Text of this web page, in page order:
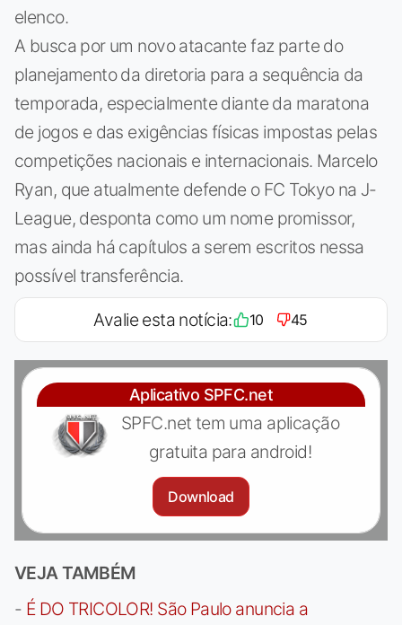
elenco.
A busca por um novo atacante faz parte do
planejamento da diretoria para a sequência da
temporada, especialmente diante da maratona
de jogos e das exigências físicas impostas pelas
competições nacionais e internacionais. Marcelo
Ryan, que atualmente defende o FC Tokyo na J-
League, desponta como um nome promissor,
mas ainda há capítulos a serem escritos nessa
possível transferência.
Avalie esta notícia: 10 45
Aplicativo SPFC.net
SPFC.net tem uma aplicação
gratuita para android!
Download
VEJA TAMBÉM
- É DO TRICOLOR! São Paulo anuncia a